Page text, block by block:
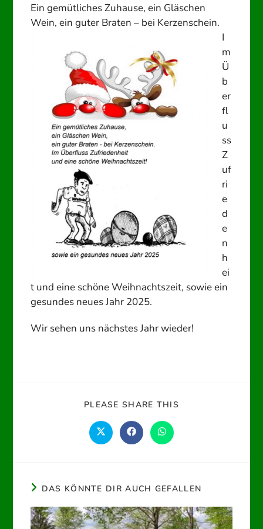
Ein gemütliches Zuhause, ein Gläschen
Wein, ein guter Braten – bei Kerzenschein.
I
m
Ü
b
er
fl
u
ss
Z
uf
ri
e
d
e
n
h
ei
t und eine schöne Weihnachtszeit, sowie ein
gesundes neues Jahr 2025.
Wir sehen uns nächstes Jahr wieder!
PLEASE SHARE THIS
Öffnet
in
Öffnet
in
Öffnet
in
DAS KÖNNTE DIR AUCH GEFALLEN